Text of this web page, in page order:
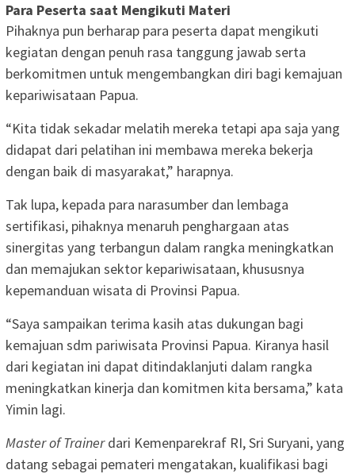
Para Peserta saat Mengikuti Materi
Pihaknya pun berharap para peserta dapat mengikuti
kegiatan dengan penuh rasa tanggung jawab serta
berkomitmen untuk mengembangkan diri bagi kemajuan
kepariwisataan Papua.
“Kita tidak sekadar melatih mereka tetapi apa saja yang
didapat dari pelatihan ini membawa mereka bekerja
dengan baik di masyarakat,” harapnya.
Tak lupa, kepada para narasumber dan lembaga
sertifikasi, pihaknya menaruh penghargaan atas
sinergitas yang terbangun dalam rangka meningkatkan
dan memajukan sektor kepariwisataan, khususnya
kepemanduan wisata di Provinsi Papua.
“Saya sampaikan terima kasih atas dukungan bagi
kemajuan sdm pariwisata Provinsi Papua. Kiranya hasil
dari kegiatan ini dapat ditindaklanjuti dalam rangka
meningkatkan kinerja dan komitmen kita bersama,” kata
Yimin lagi.
Master of Trainerdari Kemenparekraf RI, Sri Suryani, yang
datang sebagai pemateri mengatakan, kualifikasi bagi